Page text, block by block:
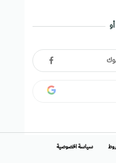
أو
سياسة الخصوصية